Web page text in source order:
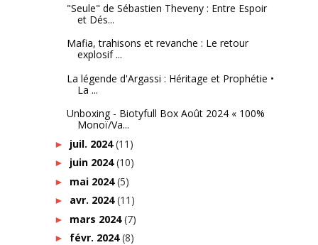
"Seule" de Sébastien Theveny : Entre Espoir
et Dés...
Mafia, trahisons et revanche : Le retour
explosif ...
La légende d'Argassi : Héritage et Prophétie •
La ...
Unboxing - Biotyfull Box Août 2024 « 100%
Monoï/Va...
► juil. 2024(11)
► juin 2024(10)
► mai 2024(5)
► avr. 2024(11)
► mars 2024(7)
► févr. 2024(8)